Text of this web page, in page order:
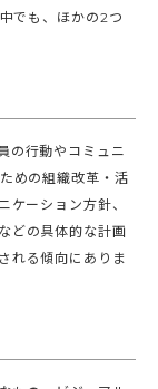
でも、ほかの2つ
の行動やコミュニ
めの組織改革・活
ケーション方針、
どの具体的な計画
れる傾向にありま